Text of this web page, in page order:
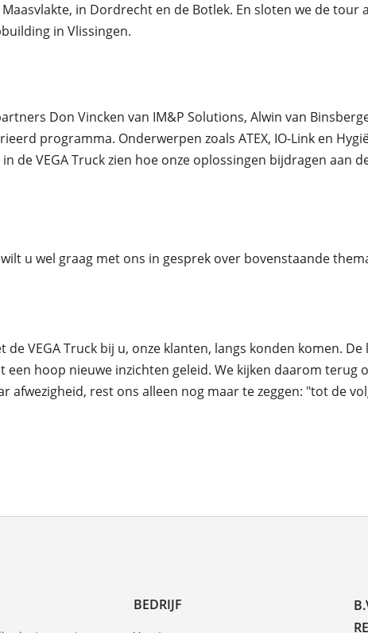
in Dordrecht en de Botlek. En sloten we de tour
in Vlissingen.
Don Vincken van IM&P Solutions, Alwin van
programma. Onderwerpen zoals ATEX, IO-Link en
de VEGA Truck zien hoe onze oplossingen bijdragen aan
u wel graag met ons in gesprek over bovenstaande
de VEGA Truck bij u, onze klanten, langs konden komen.
een hoop nieuwe inzichten geleid. We kijken daarom terug
afwezigheid, rest ons alleen nog maar te zeggen: "tot de
BEDRIJF